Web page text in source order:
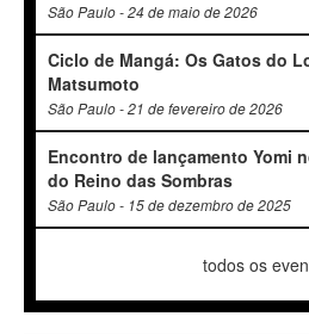
São Paulo - 24 de maio de 2026
Ciclo de Mangá: Os Gatos do
Matsumoto
São Paulo - 21 de fevereiro de 2026
Encontro de lançamento Yomi
do Reino das Sombras
São Paulo - 15 de dezembro de 2025
todos os